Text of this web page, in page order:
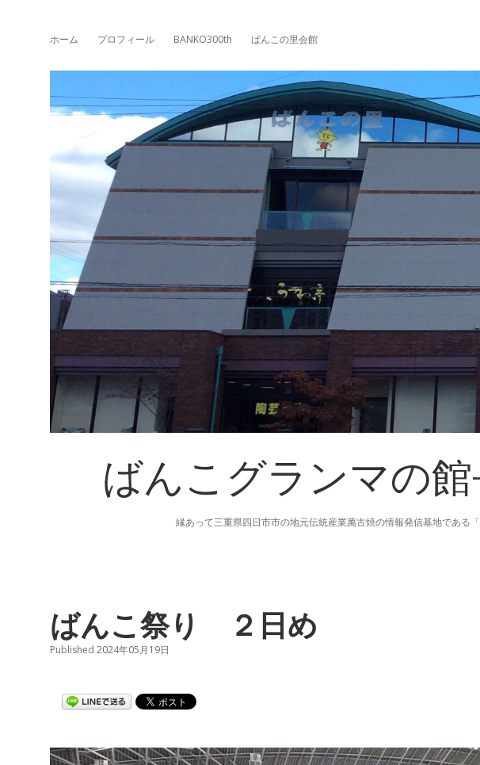
ホーム プロフィール BANKO300th ばんこの里会館
ばんこグランマの
縁あって三重県四日市市の地元伝統産業萬古焼の情報発信基地である
ばんこ祭り ２日め
Published 2024年05月19日